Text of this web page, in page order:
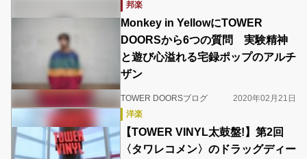
邦楽
Monkey in YellowにTOWER
DOORSから6つの質問 実験精神
と遊び心溢れる宅録ポップのアルチ
ザン
TOWER DOORSブログ
2020年02月21日
洋楽
【TOWER VINYL太鼓盤!】第2回
〈タワレコメン〉のドラッグディー